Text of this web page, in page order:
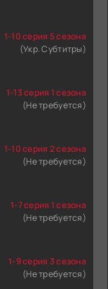
1-10 серия 5 сезона
(Укр. Субтитры)
1-13 серия 1 сезона
(Не требуется)
1-10 серия 2 сезона
(Не требуется)
1-7 серия 1 сезона
(Не требуется)
1-9 серия 3 сезона
(Не требуется)